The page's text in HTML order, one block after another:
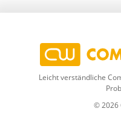
Leicht verständliche
© 2026